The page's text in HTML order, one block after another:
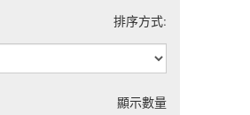
排序方式:
顯示數量